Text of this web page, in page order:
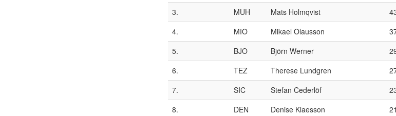
3. MUH Mats Holmqvist
4. MIO Mikael Olausson
5. BJO Björn Werner
6. TEZ Therese Lundgren
7. SIC Stefan Cederlöf
8. DEN Denise Klaesson